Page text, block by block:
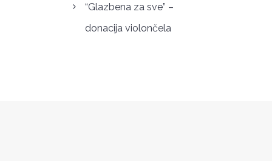
“Glazbena za sve” –
donacija violončela